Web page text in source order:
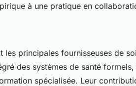
à une pratique en
principales fournisseuses de
des systèmes de santé
spécialisée. Leur